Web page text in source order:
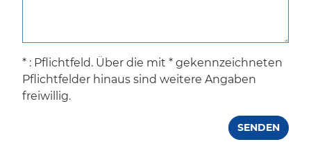
* : Pflichtfeld. Über die mit * gekennzeichneten
Pflichtfelder hinaus sind weitere Angaben
freiwillig.
SENDEN